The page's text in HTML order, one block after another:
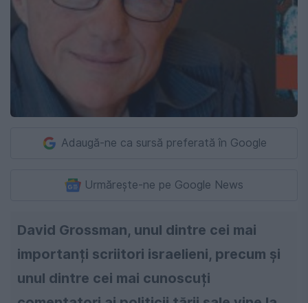
Adaugă-ne ca sursă preferată în Google
Urmărește-ne pe Google News
David Grossman, unul dintre cei mai
importanți scriitori israelieni, precum și
unul dintre cei mai cunoscuți